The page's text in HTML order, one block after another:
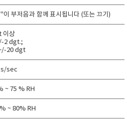
이 부저음과 함께 표시됩니다 (또는 끄기)
이상
2 dgt.;
20 dgt
sec
~ 75 % RH
~ 80% RH